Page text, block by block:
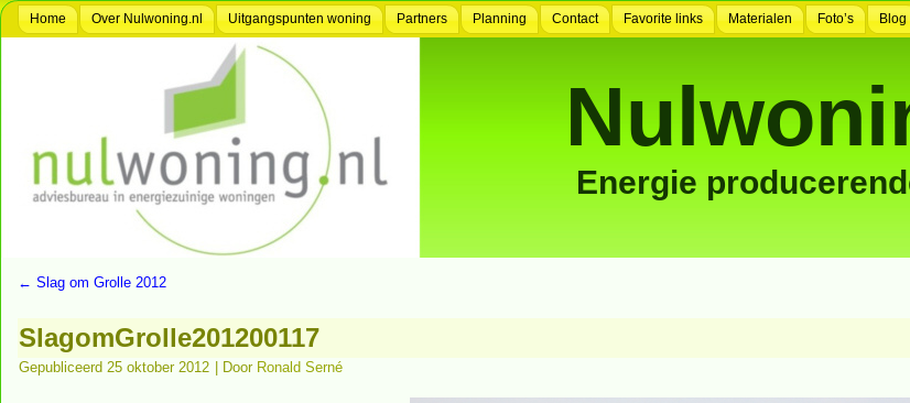
Home Over Nulwoning.nl Uitgangspunten woning Partners Planning Contact Favorite links Materialen Foto’s Blog
Energie
← Slag om Grolle 2012
SlagomGrolle201200117
Gepubliceerd 25 oktober 2012 Door Ronald Serné